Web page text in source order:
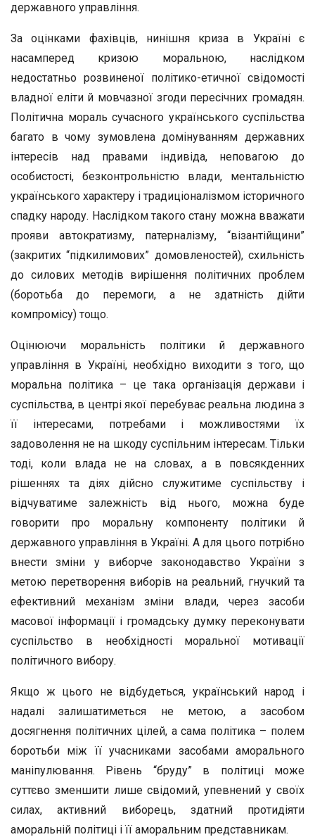
державного управління.
За оцінками фахівців, нинішня криза в Україні є
насамперед кризою моральною, наслідком
недостатньо розвиненої політико-етичної свідомості
владної еліти й мовчазної згоди пересічних громадян.
Політична мораль сучасного українського суспільства
багато в чому зумовлена домінуванням державних
інтересів над правами індивіда, неповагою до
особистості, безконтрольністю влади, ментальністю
українського характеру і традиціоналізмом історичного
спадку народу. Наслідком такого стану можна вважати
прояви автократизму, патерналізму, “візантійщини”
(закритих “підкилимових” домовленостей), схильність
до силових методів вирішення політичних проблем
(боротьба до перемоги, а не здатність дійти
компромісу) тощо.
Оцінюючи моральність політики й державного
управління в Україні, необхідно виходити з того, що
моральна політика – це така організація держави і
суспільства, в центрі якої перебуває реальна людина з
її інтересами, потребами і можливостями їх
задоволення не на шкоду суспільним інтересам. Тільки
тоді, коли влада не на словах, а в повсякденних
рішеннях та діях дійсно служитиме суспільству і
відчуватиме залежність від нього, можна буде
говорити про моральну компоненту політики й
державного управління в Україні. А для цього потрібно
внести зміни у виборче законодавство України з
метою перетворення виборів на реальний, гнучкий та
ефективний механізм зміни влади, через засоби
масової інформації і громадську думку переконувати
суспільство в необхідності моральної мотивації
політичного вибору.
Якщо ж цього не відбудеться, український народ і
надалі залишатиметься не метою, а засобом
досягнення політичних цілей, а сама політика – полем
боротьби між її учасниками засобами аморального
маніпулювання. Рівень “бруду” в політиці може
суттєво зменшити лише свідомий, упевнений у своїх
силах, активний виборець, здатний протидіяти
аморальній політиці і її аморальним представникам.